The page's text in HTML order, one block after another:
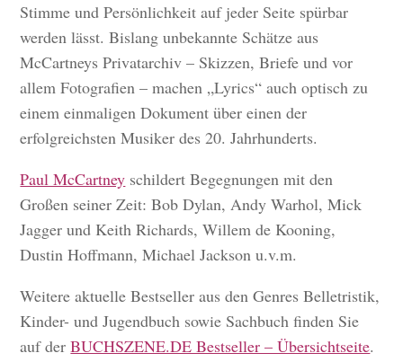
Stimme und Persönlichkeit auf jeder Seite spürbar
werden lässt. Bislang unbekannte Schätze aus
McCartneys Privatarchiv – Skizzen, Briefe und vor
allem Fotografien – machen „Lyrics“ auch optisch zu
einem einmaligen Dokument über einen der
erfolgreichsten Musiker des 20. Jahrhunderts.
Paul McCartney schildert Begegnungen mit den
Großen seiner Zeit: Bob Dylan, Andy Warhol, Mick
Jagger und Keith Richards, Willem de Kooning,
Dustin Hoffmann, Michael Jackson u.v.m.
Weitere aktuelle Bestseller aus den Genres Belletristik,
Kinder- und Jugendbuch sowie Sachbuch finden Sie
auf derBUCHSZENE.DE Bestseller – Übersichtseite.